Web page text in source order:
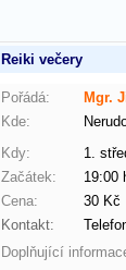
Reiki večery
Pořádá:
Mgr.
Kde:
Kdy:
1.
Začátek:
Cena:
30 Kč
Kontakt:
Doplňující